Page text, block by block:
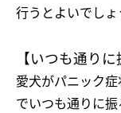
行うとよいでしょ
【いつも通りに
愛犬がパニック
でいつも通りに振